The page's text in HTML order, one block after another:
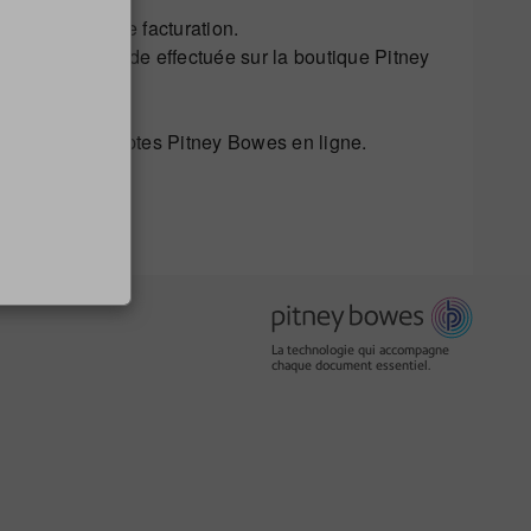
adresse de facturation.
commande effectuée sur la boutique Pitney
vos comptes Pitney Bowes en ligne.
La technologie qui accompagne
chaque document essentiel.